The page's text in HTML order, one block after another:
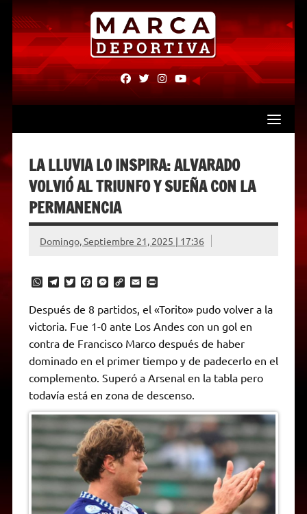
Skip
content
fab
fa-
fab
fa-
fab fab
LA LLUVIA LO INSPIRA: ALVARADO
VOLVIÓ AL TRIUNFO Y SUEÑA CON LA
PERMANENCIA
Domingo, Septiembre 21, 2025 | 17:36
W
t
s
A
p
p
T
e
g
a
m
T
i
t
t
e
r
F
c
e
b
o
k
M
s
e
g
e
r
C
p
y
L
i
n
k
E
i
l
P
i
n
t
F
r
i
n
d
l
y
Después de 8 partidos, el «Torito» pudo volver a la
victoria. Fue 1-0 ante Los Andes con un gol en
contra de Francisco Marco después de haber
dominado en el primer tiempo y de padecerlo en el
complemento. Superó a Arsenal en la tabla pero
todavía está en zona de descenso.